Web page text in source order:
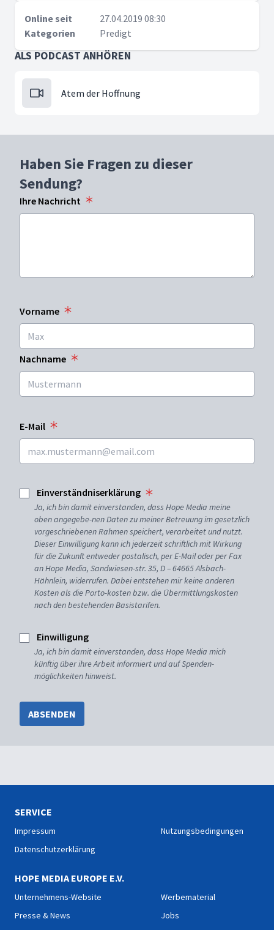
Online seit
27.04.2019 08:30
Kategorien
Predigt
ALS PODCAST ANHÖREN
Atem der Hoffnung
Haben Sie Fragen zu dieser
Sendung?
Ihre Nachricht
Vorname
Nachname
E-Mail
Einverständniserklärung
Ja, ich bin damit einverstanden, dass Hope Media meine
oben angegebe-nen Daten zu meiner Betreuung im gesetzlich
vorgeschriebenen Rahmen speichert, verarbeitet und nutzt.
Dieser Einwilligung kann ich jederzeit schriftlich mit Wirkung
für die Zukunft entweder postalisch, per E-Mail oder per Fax
an Hope Media, Sandwiesen-str. 35, D – 64665 Alsbach-
Hähnlein, widerrufen. Dabei entstehen mir keine anderen
Kosten als die Porto-kosten bzw. die Übermittlungskosten
nach den bestehenden Basistarifen.
Einwilligung
Ja, ich bin damit einverstanden, dass Hope Media mich
künftig über ihre Arbeit informiert und auf Spenden-
möglichkeiten hinweist.
ABSENDEN
SERVICE
Impressum
Datenschutzerklärung
Nutzungsbedingungen
HOPE MEDIA EUROPE E.V.
Unternehmens-Website
Presse & News
Werbematerial
Jobs